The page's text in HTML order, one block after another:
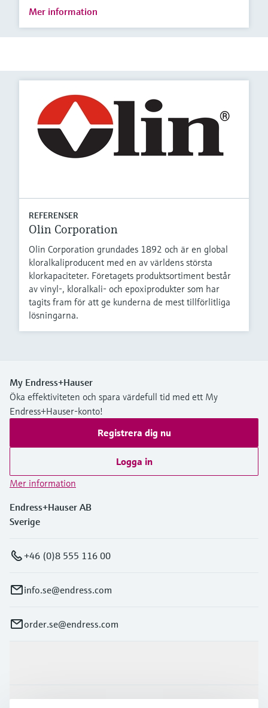
Mer information
REFERENSER
Olin Corporation
Olin Corporation grundades 1892 och är en global
kloralkaliproducent med en av världens största
klorkapaciteter. Företagets produktsortiment består
av vinyl-, kloralkali- och epoxiprodukter som har
tagits fram för att ge kunderna de mest tillförlitliga
lösningarna.
My Endress+Hauser
Öka effektiviteten och spara värdefull tid med ett My
Endress+Hauser-konto!
Registrera dig nu
Logga in
Mer information
Endress+Hauser AB
Sverige
+46 (0)8 555 116 00
info.se@endress.com
order.se@endress.com